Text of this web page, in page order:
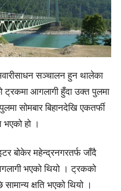
सञ्चालन हुन थालेका
ट्रकमा आगलागी हुँदा उक्त पुलमा
सोमबार बिहानदेखि एकतर्फी
हो ।
बोकेर महेन्द्रनगरतर्फ जाँदै
भएको थियो । ट्रकको
क्षति भएको थियो ।